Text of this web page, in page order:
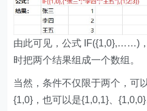
由此可见，公式 IF({1,0},……)
时把两个结果组成一个数组。
当然，条件不仅限于两个，可
{1,0}，也可以是{1,0,1}、